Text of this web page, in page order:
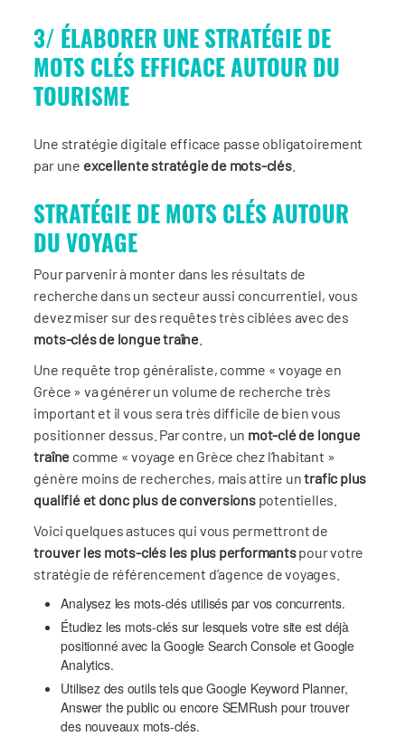
3/ ÉLABORER UNE STRATÉGIE DE
MOTS CLÉS EFFICACE AUTOUR DU
TOURISME
Une stratégie digitale efficace passe obligatoirement
par une excellente stratégie de mots-clés.
STRATÉGIE DE MOTS CLÉS AUTOUR
DU VOYAGE
Pour parvenir à monter dans les résultats de
recherche dans un secteur aussi concurrentiel, vous
devez miser sur des requêtes très ciblées avec des
mots-clés de longue traîne.
Une requête trop généraliste, comme « voyage en
Grèce » va générer un volume de recherche très
important et il vous sera très difficile de bien vous
positionner dessus. Par contre, un mot-clé de longue
traîne comme « voyage en Grèce chez l’habitant »
génère moins de recherches, mais attire untrafic plus
qualifié et donc plus de conversionspotentielles.
Voici quelques astuces qui vous permettront de
trouver les mots-clés les plus performantspour votre
stratégie de référencement d’agence de voyages.
Analysez les mots-clés utilisés par vos concurrents.
Étudiez les mots-clés sur lesquels votre site est déjà
positionné avec la Google Search Console et Google
Analytics.
Utilisez des outils tels que Google Keyword Planner,
Answer the public ou encore SEMRush pour trouver
des nouveaux mots-clés.